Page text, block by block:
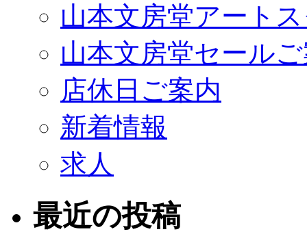
山本文房堂アート
山本文房堂セール
店休日ご案内
新着情報
求人
最近の投稿